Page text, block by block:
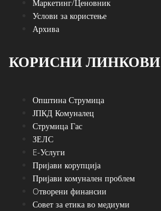
Маркетинг/Ценовник
Услови за користење
Архива
КОРИСНИ ЛИНКОВИ
Општина Струмица
ЈПКД Комуналец
Струмица Гас
ЗЕЛС
E-Услуги
Пријави корупција
Пријави комунален проблем
Oтворени финансии
Совет за етика во медиуми